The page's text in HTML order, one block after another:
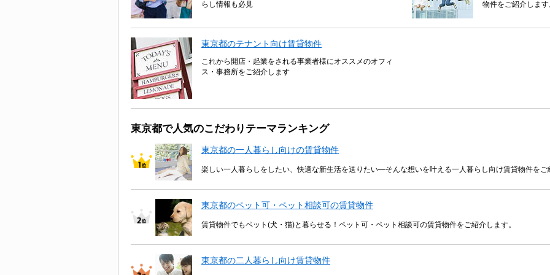
らし情報も必見
物件をご紹介します
東京都のテナント向け賃貸物件
これから開店・起業をされる事業者様にオススメのオフィ
ス・事務所をご紹介します
東京都で人気のこだわりテーマランキング
東京都の一人暮らし向けの賃貸物件
楽しい一人暮らしをしたい、快適な新生活を送りたい―そんな想いを叶える一人暮らし向け賃貸物件をご
東京都のペット可・ペット相談可の賃貸物件
賃貸物件でもペット(犬・猫)と暮らせる！ペット可・ペット相談可の賃貸物件をご紹介します。
東京都の二人暮らし向け賃貸物件